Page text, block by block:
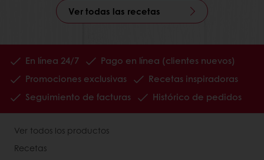
Ver todas las recetas
En línea 24/7
Pago en línea (clientes nuevos)
Promociones exclusivas
Recetas inspiradoras
Seguimiento de facturas
Histórico de pedidos
Ver todos los productos
Recetas